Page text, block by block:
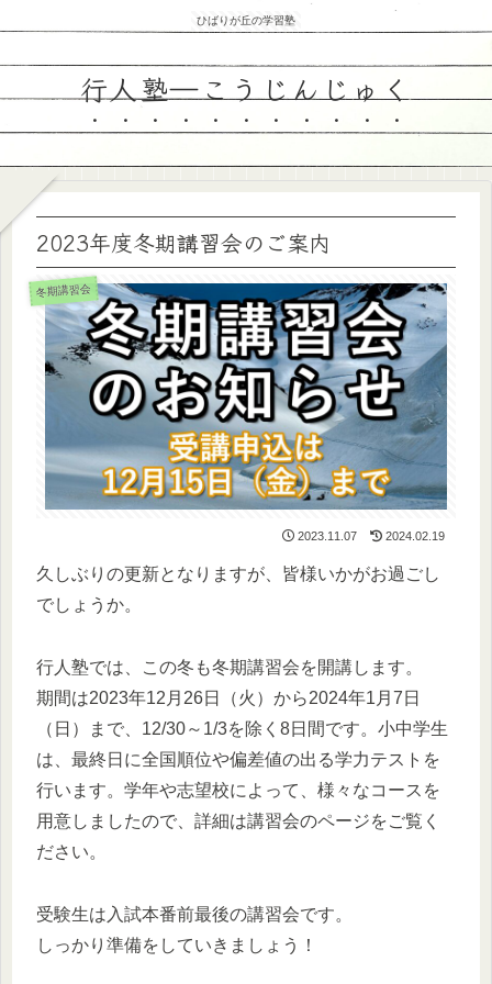
ひばりが丘の学習塾
行人塾―こうじんじゅく
2023年度冬期講習会のご案内
冬期講習会
2023.11.07 2024.02.19
久しぶりの更新となりますが、皆様いかがお過ごし
でしょうか。
行人塾では、この冬も冬期講習会を開講します。
期間は2023年12月26日（火）から2024年1月7日
（日）まで、12/30～1/3を除く8日間です。小中学生
は、最終日に全国順位や偏差値の出る学力テストを
行います。学年や志望校によって、様々なコースを
用意しましたので、詳細は講習会のページをご覧く
ださい。
受験生は入試本番前最後の講習会です。
しっかり準備をしていきましょう！